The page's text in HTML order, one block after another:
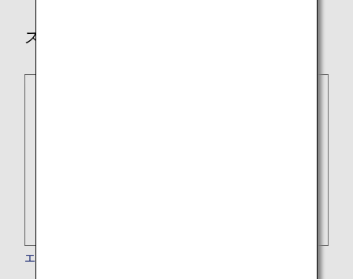
スター アライアンス加盟航空会社
エーゲ航空